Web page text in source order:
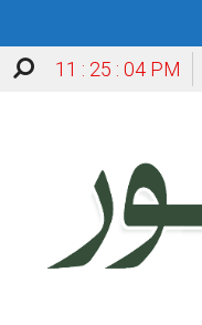
11 : 25 : 05 PM